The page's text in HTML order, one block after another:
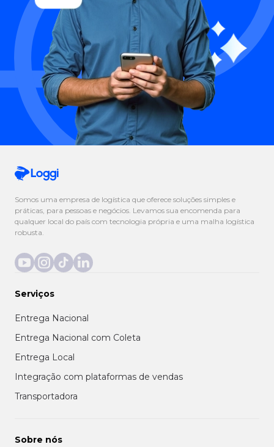
Somos uma empresa de logística que oferece soluções simples e
práticas, para pessoas e negócios. Levamos sua encomenda para
qualquer local do país com tecnologia própria e uma malha logística
robusta.
Serviços
Entrega Nacional
Entrega Nacional com Coleta
Entrega Local
Integração com plataformas de vendas
Transportadora
Sobre nós